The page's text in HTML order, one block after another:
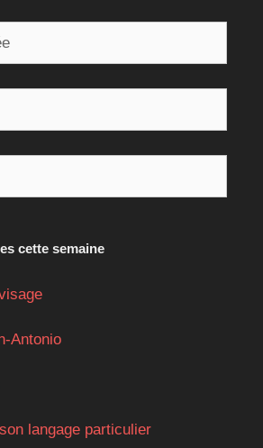
cette semaine
Antonio
langage particulier